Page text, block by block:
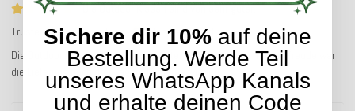
Die Outdoor Kissen sind von sehr guter…
Trusted Shops Bewertung
Service-Bewertung
Die Outdoor Kissen sind von sehr guter Qualität und zu meiner Freude war
die Lieferung nach drei Tagen da. Gerne wieder!
Sichere dir 10% auf deine
Bestellung. Werde Teil
unseres WhatsApp Kanals
und erhalte deinen Code